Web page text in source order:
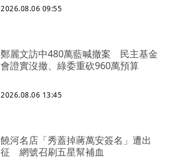
2026.08.06 09:55
鄭麗文訪中480萬藍喊撤案 民主基金
會證實沒撤、綠委重砍960萬預算
2026.08.06 13:45
饒河名店「秀蓋掉蔣萬安簽名」遭出
征 網號召刷五星幫補血